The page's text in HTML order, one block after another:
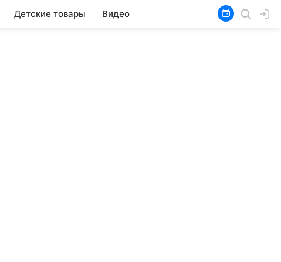
Детские товары Видео